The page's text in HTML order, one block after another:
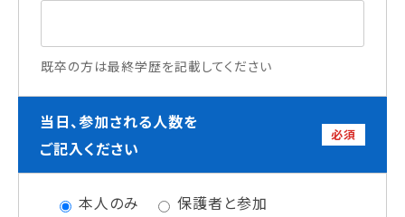
既卒の方は最終学歴を記載してください
当日、参加される人数を
ご記入ください
必須
本人のみ
保護者と参加